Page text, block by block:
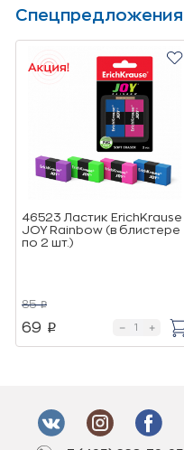
Спецпредложения
46523 Ластик ErichKrause
JOY Rainbow (в блистере
по 2 шт.)
85 p
69 p